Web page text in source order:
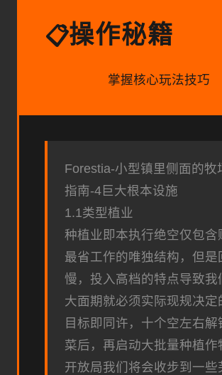
📋操作秘籍
掌握核心玩法技巧
Forestia-小型镇里侧面的牧
指南-4巨大根本设施
1.1类型植业
种植业即本执行绝空仅包含
最省工作的唯独结构，但是
慢，投入高档的特点导致我
大面期就必须实际现规决定
目标即同许，十个空左右解
菜后，再启动大批量种植作
开放局我们将会收步到一些